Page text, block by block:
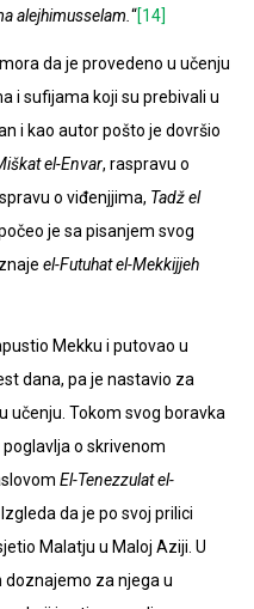
alejhimusselam. “[14]
da je provedeno u učenju
i sufijama koji su prebivali u
i kao autor pošto je dovršio
el-Envar, raspravu o
o viđenjjima, Tadž el
je sa pisanjem svog
el-Futuhat el-Mekkijjeh
Mekku i putovao u
dana, pa je nastavio za
učenju. Tokom svog boravka
o skrivenom
El-Tenezzulat el-
da je po svoj prilici
Malatju u Maloj Aziji. U
za njega u